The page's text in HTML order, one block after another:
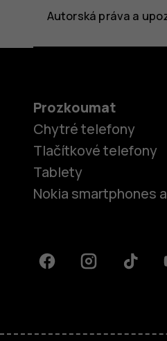
Autorská práva a
Prozkoumat
Chytré telefony
Tlačítkové telefony
Tablety
Nokia smartphones
FacebookInstagramTiktok